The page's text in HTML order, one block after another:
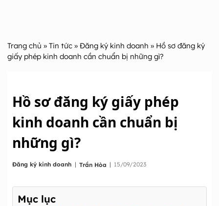
Trang chủ » Tin tức » Đăng ký kinh doanh » Hồ sơ đăng ký
giấy phép kinh doanh cần chuẩn bị những gì?
Hồ sơ đăng ký giấy phép
kinh doanh cần chuẩn bị
những gì?
Đăng ký kinh doanh | Trần Hòa | 15/09/2023
Mục lục